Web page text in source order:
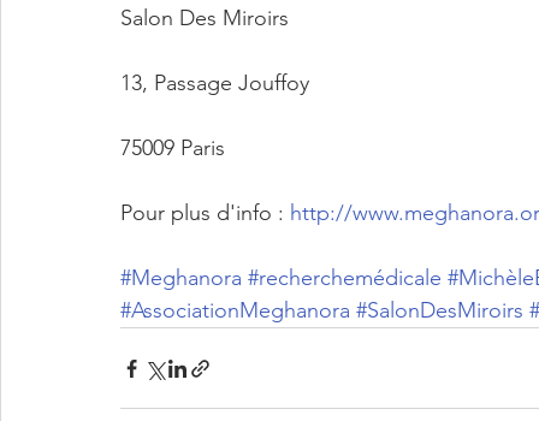
Salon Des Miroirs
13, Passage Jouffoy
75009 Paris
Pour plus d'info : http://
#Meghanora #recherchemédicale
#AssociationMeghanora #SalonDesMiroirs